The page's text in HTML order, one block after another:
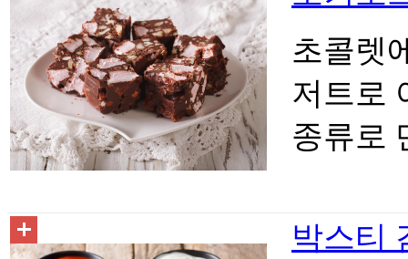
초콜렛
저트로
종류로
박스티